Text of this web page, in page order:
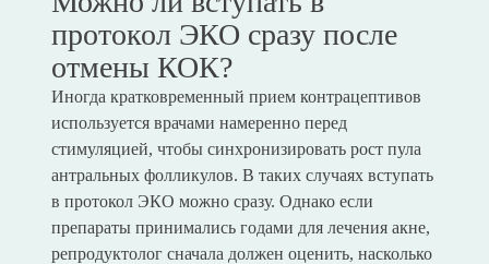
протокол ЭКО сразу после
отмены КОК?
Иногда кратковременный прием контрацептивов
используется врачами намеренно перед
стимуляцией, чтобы синхронизировать рост пула
антральных фолликулов. В таких случаях вступать
в протокол ЭКО можно сразу. Однако если
препараты принимались годами для лечения акне,
репродуктолог сначала должен оценить, насколько